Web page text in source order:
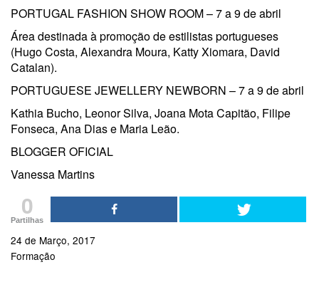
PORTUGAL FASHION SHOW ROOM – 7 a 9 de abril
Área destinada à promoção de estilistas portugueses
(Hugo Costa, Alexandra Moura, Katty Xiomara, David
Catalan).
PORTUGUESE JEWELLERY NEWBORN – 7 a 9 de abril
Kathia Bucho, Leonor Silva, Joana Mota Capitão, Filipe
Fonseca, Ana Dias e Maria Leão.
BLOGGER OFICIAL
Vanessa Martins
0
Partilhas
24 de Março, 2017
Formação